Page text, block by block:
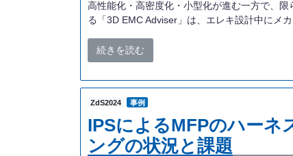
高性能化・高密度化・小型化が進む一方で、
る「3D EMC Adviser」は、エレキ設計中にメ
続きを読む
ZdS2024 事例
IPSによるMFPのハーネ
ングの状況と課題